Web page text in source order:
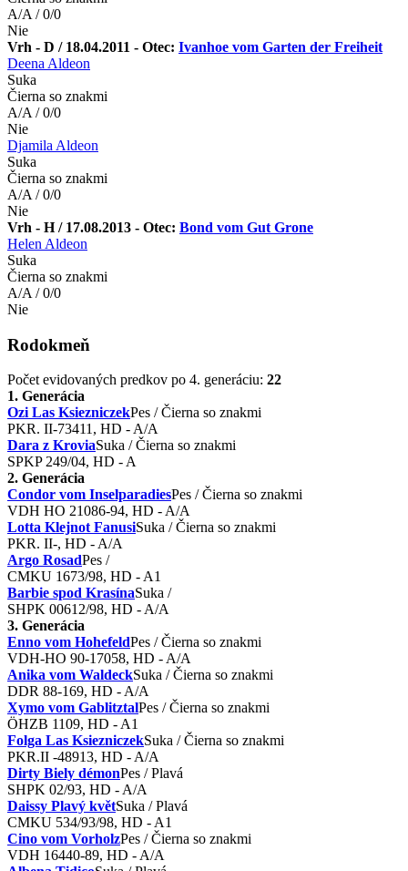
A/A / 0/0
Nie
Vrh - D / 18.04.2011 - Otec: Ivanhoe vom Garten der Freiheit
Deena Aldeon
Suka
Čierna so znakmi
A/A / 0/0
Nie
Djamila Aldeon
Suka
Čierna so znakmi
A/A / 0/0
Nie
Vrh - H / 17.08.2013 - Otec: Bond vom Gut Grone
Helen Aldeon
Suka
Čierna so znakmi
A/A / 0/0
Nie
Rodokmeň
Počet evidovaných predkov po 4. generáciu: 22
1. Generácia
Ozi Las KsiezniczekPes / Čierna so znakmi
PKR. II-73411, HD - A/A
Dara z KroviaSuka / Čierna so znakmi
SPKP 249/04, HD - A
2. Generácia
Condor vom InselparadiesPes / Čierna so znakmi
VDH HO 21086-94, HD - A/A
Lotta Klejnot FanusiSuka / Čierna so znakmi
PKR. II-, HD - A/A
Argo RosadPes /
CMKU 1673/98, HD - A1
Barbie spod KrasínaSuka /
SHPK 00612/98, HD - A/A
3. Generácia
Enno vom HohefeldPes / Čierna so znakmi
VDH-HO 90-17058, HD - A/A
Anika vom WaldeckSuka / Čierna so znakmi
DDR 88-169, HD - A/A
Xymo vom GablitztalPes / Čierna so znakmi
ÖHZB 1109, HD - A1
Folga Las KsiezniczekSuka / Čierna so znakmi
PKR.II -48913, HD - A/A
Dirty Biely démonPes / Plavá
SHPK 02/93, HD - A/A
Daissy Plavý květSuka / Plavá
CMKU 534/93/98, HD - A1
Cino vom VorholzPes / Čierna so znakmi
VDH 16440-89, HD - A/A